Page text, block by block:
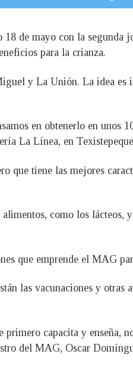
de mayo con la segunda
para la crianza.
y La Unión. La idea es
en obtenerlo en unos
La Línea, en
que tiene las mejores
como los lácteos,
que emprende el MAG
las vacunaciones y otras
capacita y enseña,
del MAG, Oscar